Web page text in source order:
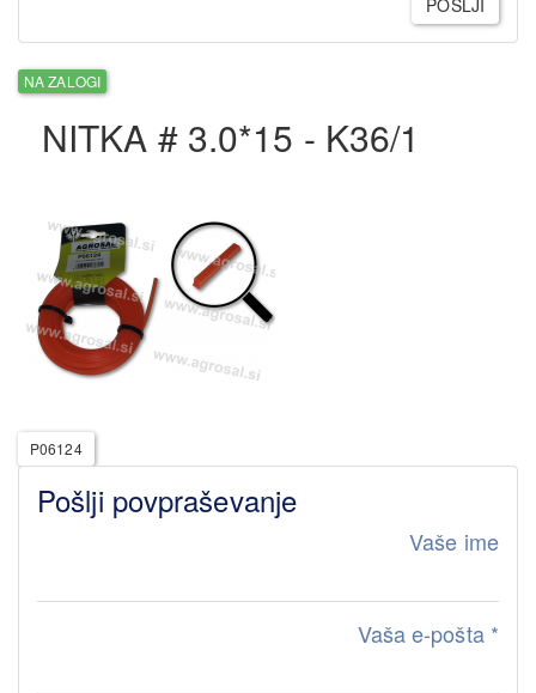
NA ZALOGI
NITKA # 3.0*15 - K36/1
P06124
Pošlji povpraševanje
Vaše ime
Vaša e-pošta *